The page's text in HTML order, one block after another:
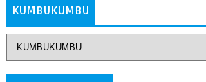
KUMBUKUMBU